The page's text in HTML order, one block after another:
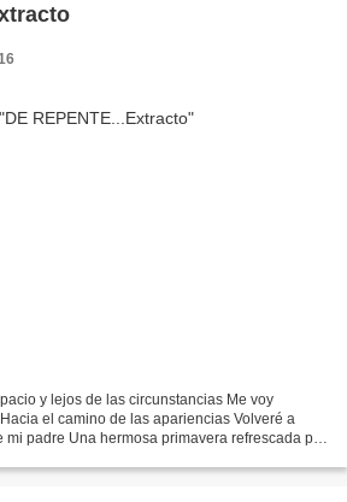
y lejos de las circunstancias Me voy
el camino de las apariencias Volveré a
mi padre Una hermosa primavera refrescada por